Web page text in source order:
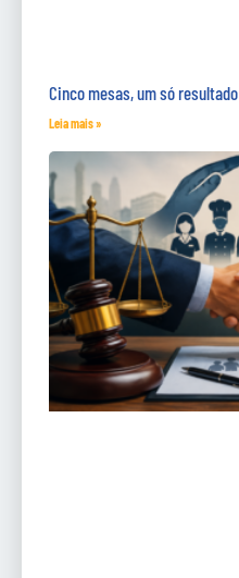
Cinco mesas, um só resultado
Leia mais »